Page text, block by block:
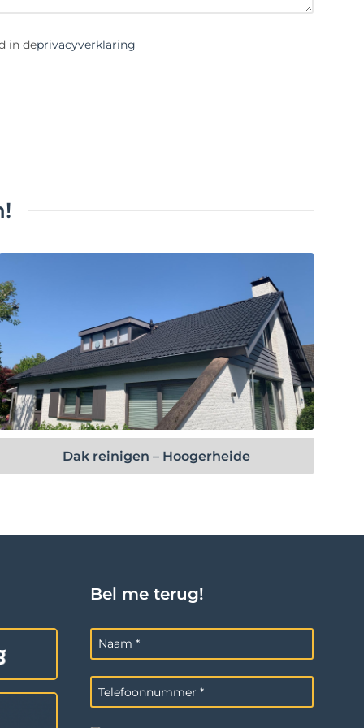
in deprivacyverklaring
Bekijk project
Dak reinigen – Hoogerheide
Bel me terug!